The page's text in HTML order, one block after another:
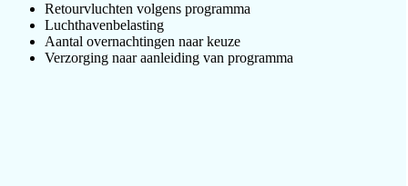
Retourvluchten volgens programma
Luchthavenbelasting
Aantal overnachtingen naar keuze
Verzorging naar aanleiding van programma